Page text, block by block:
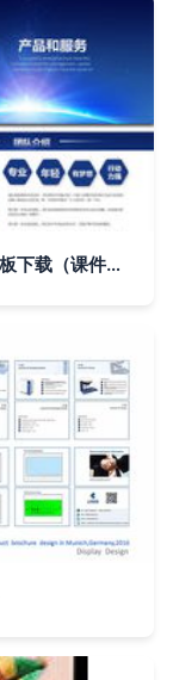
大气星空企业宣传介绍与产品发布PPT模板下载（课件编号 26952033）——商业计划与企业宣传的最佳搭档